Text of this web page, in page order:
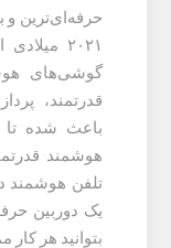
حرفه‌ای‌ترین و
۲۰۲۱
گوشی‌های
قدرتمند،
باعث شده تا
هوشمند
تلفن هوشمند
یک دوربین
بتوانید هر کار